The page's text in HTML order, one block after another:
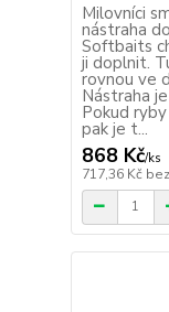
Milovníci
nástraha
Softbaits
ji doplnit.
rovnou ve
Nástraha
Pokud
pak je t...
868 Kč/ks
717,36 Kč